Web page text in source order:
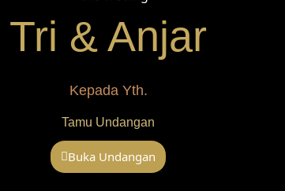
Tri & Anjar
Kepada Yth.
Tamu Undangan
Buka Undangan